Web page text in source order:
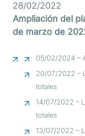
28/02/2022
Ampliación del
de marzo de
13/07/2022 –
14/07/2022 –
totales
20/07/2022 –
totales
05/02/2024 –